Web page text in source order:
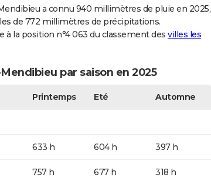
a connu 940 millimètres de pluie en 2025,
de 772 millimètres de précipitations.
la position n°4 063 du classement des villes les
par saison en 2025
Printemps Eté Automne
633 h 604 h 397 h
757 h 677 h 318 h